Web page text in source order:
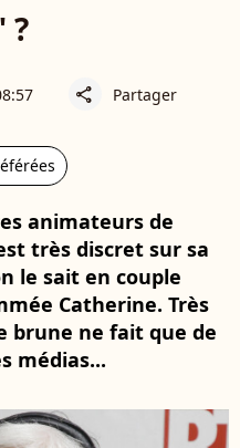
?
share Partager
animateurs de
très discret sur sa
le sait en couple
Catherine. Très
brune ne fait que de
médias...